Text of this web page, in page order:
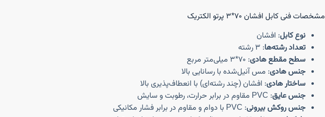
مشخصات فنی کابل افشان ۷۰*۳ پرتو الکتریک
نوع کابل: افشان
تعداد رشته‌ها: ۳ رشته
سطح مقطع هادی: ۷۰*۳ میلی‌متر مربع
جنس هادی: مس آنیل‌شده با رسانایی بالا
ساختار هادی: افشان (چند رشته‌ای) با انعطاف‌پذیری بالا
جنس عایق: PVC مقاوم در برابر حرارت، رطوبت و سایش
جنس روکش بیرونی: PVC با دوام و مقاوم در برابر فشار مکانیکی